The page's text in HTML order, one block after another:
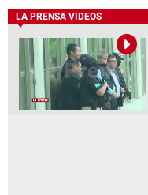
LA PRENSA VIDEOS